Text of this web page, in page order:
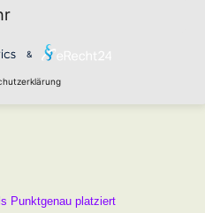
Punktgenau platziert
&